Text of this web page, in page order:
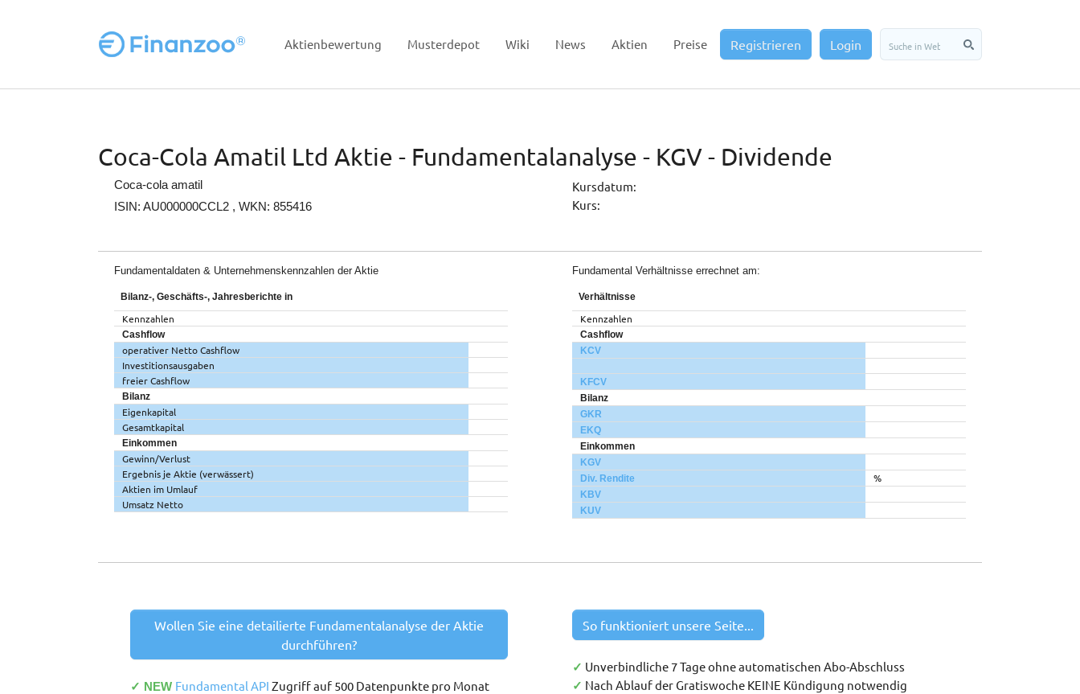
Aktienbewertung Musterdepot Wiki News Aktien Preise Registrieren Login
Coca-Cola Amatil Ltd Aktie - Fundamentalanalyse - KGV - Dividende
Coca-cola amatil
ISIN: AU000000CCL2 , WKN: 855416
Kursdatum:
Kurs:
Fundamentaldaten & Unternehmenskennzahlen der Aktie
Bilanz-, Geschäfts-, Jahresberichte in
Kennzahlen
Cashflow
operativer Netto Cashflow
Investitionsausgaben
freier Cashflow
Bilanz
Eigenkapital
Gesamtkapital
Einkommen
Gewinn/Verlust
Ergebnis je Aktie (verwässert)
Aktien im Umlauf
Umsatz Netto
Fundamental Verhältnisse errechnet am:
Verhältnisse
Kennzahlen
Cashflow
KCV
KFCV
Bilanz
GKR
EKQ
Einkommen
KGV
Div. Rendite
%
KBV
KUV
Wollen Sie eine detailierte Fundamentalanalyse der Aktie
durchführen?
✓ NEW Fundamental API Zugriff auf 500 Datenpunkte pro Monat
So funktioniert unsere Seite...
✓ Unverbindliche 7 Tage ohne automatischen Abo-Abschluss
✓ Nach Ablauf der Gratiswoche KEINE Kündigung notwendig